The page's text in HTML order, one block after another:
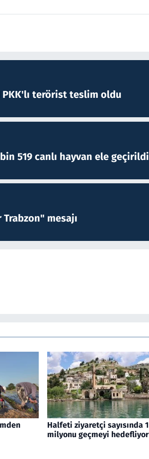
PKK'lı terörist teslim oldu
519 canlı hayvan ele geçirildi
mesajı
Halfeti ziyaretçi sayısında 1
milyonu geçmeyi hedefliyor